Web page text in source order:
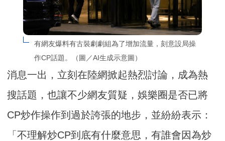
有網友爆料有古裝劇劇組為了增加流量，刻意設局操
作CP話題。（圖／AI生成示意圖）
消息一出，立刻在陸網掀起熱烈討論，成為熱
搜話題，也讓不少網友質疑，娛樂圈是否已將
CP炒作操作到過於誇張的地步，並紛紛表示：
「不理解炒CP到底有什麼意思，有誰會因為炒